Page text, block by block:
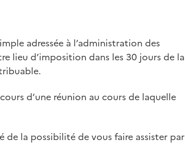
adressée à l’administration des
lieu d’imposition dans les 30 jours de la
d’une réunion au cours de laquelle
la possibilité de vous faire assister par